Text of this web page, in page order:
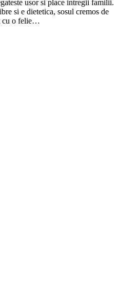
usor si place intregii familii.
si e dietetica, sosul cremos de
cu o felie…